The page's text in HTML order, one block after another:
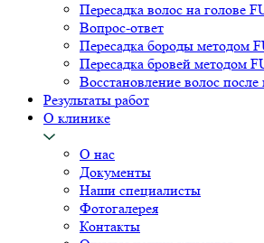
Пересадка волос на голове
Вопрос-ответ
Пересадка бороды методом
Пересадка бровей методом
Восстановление волос после
Результаты работ
О клинике
О нас
Документы
Наши специалисты
Фотогалерея
Контакты